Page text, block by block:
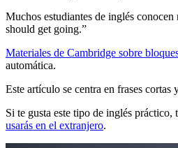
Muchos estudiantes de inglés
should get going.”
Materiales de Cambridge sobre
automática.
Este artículo se centra en frases
Si te gusta este tipo de inglés práctico,
usarás en el extranjero.